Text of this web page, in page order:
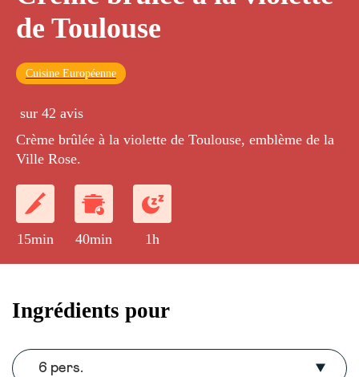
de Toulouse
Cuisine Européenne
sur 42 avis
Crème brûlée à la violette de Toulouse, emblème de la
Ville Rose.
15min 40min 1h
Ingrédients pour
6 pers.